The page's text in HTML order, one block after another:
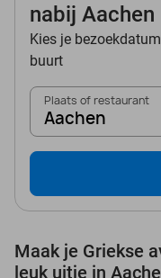
nabij Aachen
Kies je
buurt
Plaats of restaurant
Aachen
Maak je Griekse
leuk uitje in